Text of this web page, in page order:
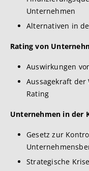
Unternehmen
Alternativen in
Rating von
Auswirkungen
Aussagekraft
Rating
Unternehmen in der
Gesetz zur
Strategische Krise